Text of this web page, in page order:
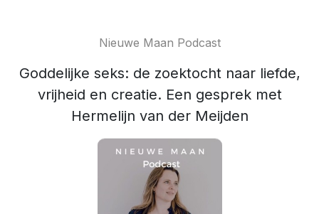
Nieuwe Maan Podcast
Goddelijke seks: de zoektocht naar liefde,
vrijheid en creatie. Een gesprek met
Hermelijn van der Meijden